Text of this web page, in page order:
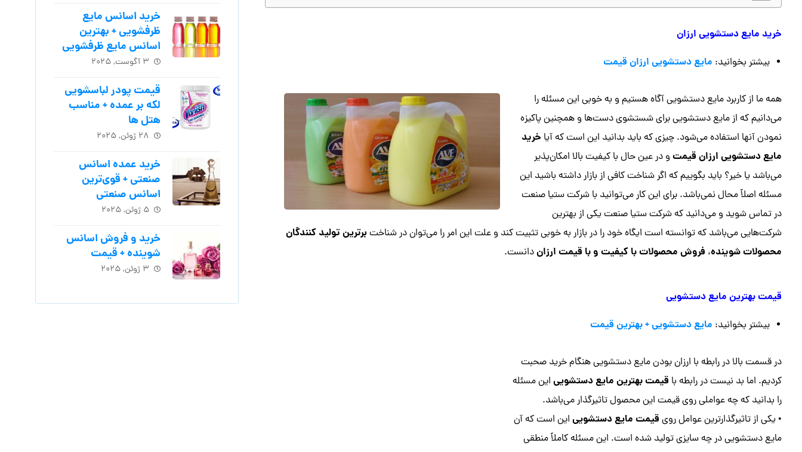
خرید مایع دستشویی ارزان
بیشتر بخوانید: مایع دستشویی ارزان قیمت
همه ما از کاربرد مایع دستشویی آگاه هستیم و به خوبی این مسئله را
می‌دانیم که از مایع دستشویی برای شستشوی دست‌ها و همچنین پاکیزه
نمودن آنها استفاده می‌شود. چیزی که باید بدانید این است که آیا خرید
مایع دستشویی ارزان قیمتو در عین حال با کیفیت بالا امکان‌پذیر
می‌باشد یا خیر؟‌ باید بگوییم که اگر شناخت کافی از بازار داشته باشید این
مسئله اصلاً محال نمی‌باشد. برای این کار می‌توانید با شرکت ستیا صنعت
در تماس شوید و می‌دانید که شرکت ستیا صنعت یکی از بهترین
شرکت‌هایی می‌باشد که توانسته است ایگاه خود را در بازار به خوبی تثبیت کند و علت این امر را می‌توان در شناختبرترین تولید کنندگان
محصولات شوینده، فروش محصولات با کیفیت و با قیمت ارزاندانست‌.
قیمت بهترین مایع دستشویی
بیشتر بخوانید: مایع دستشویی + بهترین قیمت
در قسمت بالا در رابطه با ارزان بودن مایع دستشویی هنگام خرید صحبت
کردیم. اما بد نیست در رابطه با قیمت بهترین مایع دستشوییاین مسئله
را بدانید که چه عواملی روی قیمت این محصول تاثیرگذار می‌باشد.
• یکی از تاثیرگذارترین عوامل روی قیمت مایع دستشوییاین است که آن
مایع دستشویی در چه سایزی تولید شده است. این مسئله کاملاً منطقی
خرید اسانس مایع
ظرفشویی + بهترین
اسانس مایع ظرفشویی
۳ آگوست, ۲۰۲۵
قیمت پودر لباسشویی
لکه بر عمده + مناسب
هتل ها
۲۸ ژوئن, ۲۰۲۵
خرید عمده اسانس
صنعتی + قوی‌ترین
اسانس‌ صنعتی
۵ ژوئن, ۲۰۲۵
خرید و فروش اسانس
شوینده + قیمت
۳ ژوئن, ۲۰۲۵